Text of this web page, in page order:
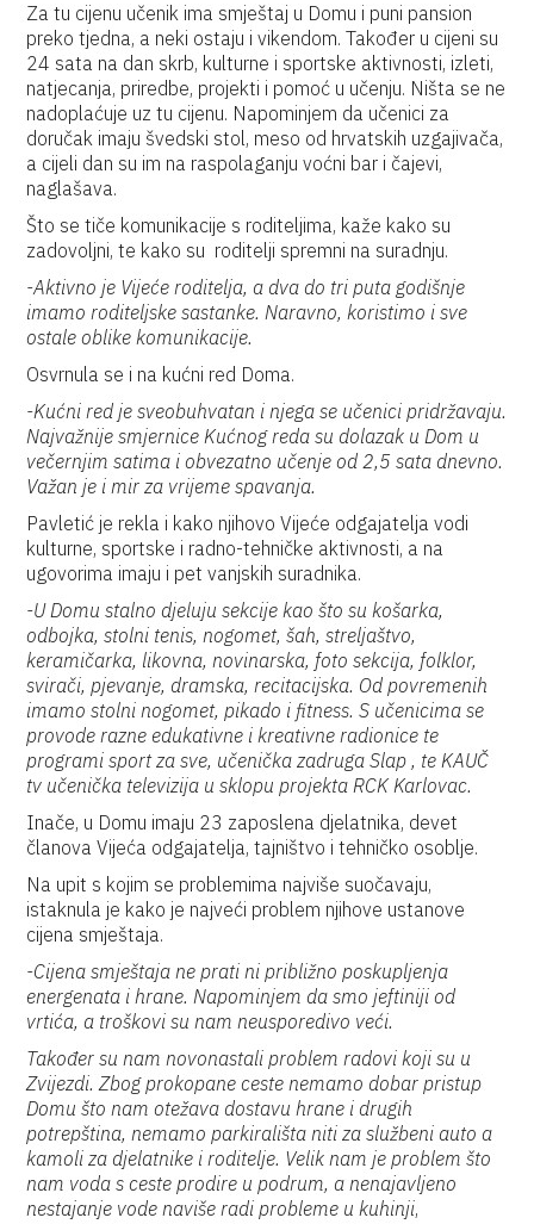
Za tu cijenu učenik ima smještaj u Domu i puni pansion
preko tjedna, a neki ostaju i vikendom. Također u cijeni su
24 sata na dan skrb, kulturne i sportske aktivnosti, izleti,
natjecanja, priredbe, projekti i pomoć u učenju. Ništa se ne
nadoplaćuje uz tu cijenu. Napominjem da učenici za
doručak imaju švedski stol, meso od hrvatskih uzgajivača,
a cijeli dan su im na raspolaganju voćni bar i čajevi,
naglašava.
Što se tiče komunikacije s roditeljima, kaže kako su
zadovoljni, te kako su roditelji spremni na suradnju.
-Aktivno je Vijeće roditelja, a dva do tri puta godišnje
imamo roditeljske sastanke. Naravno, koristimo i sve
ostale oblike komunikacije.
Osvrnula se i na kućni red Doma.
-Kućni red je sveobuhvatan i njega se učenici pridržavaju.
Najvažnije smjernice Kućnog reda su dolazak u Dom u
večernjim satima i obvezatno učenje od 2,5 sata dnevno.
Važan je i mir za vrijeme spavanja.
Pavletić je rekla i kako njihovo Vijeće odgajatelja vodi
kulturne, sportske i radno-tehničke aktivnosti, a na
ugovorima imaju i pet vanjskih suradnika.
-U Domu stalno djeluju sekcije kao što su košarka,
odbojka, stolni tenis, nogomet, šah, streljaštvo,
keramičarka, likovna, novinarska, foto sekcija, folklor,
svirači, pjevanje, dramska, recitacijska. Od povremenih
imamo stolni nogomet, pikado i fitness. S učenicima se
provode razne edukativne i kreativne radionice te
programi sport za sve, učenička zadruga Slap , te KAUČ
tv učenička televizija u sklopu projekta RCK Karlovac.
Inače, u Domu imaju 23 zaposlena djelatnika, devet
članova Vijeća odgajatelja, tajništvo i tehničko osoblje.
Na upit s kojim se problemima najviše suočavaju,
istaknula je kako je najveći problem njihove ustanove
cijena smještaja.
-Cijena smještaja ne prati ni približno poskupljenja
energenata i hrane. Napominjem da smo jeftiniji od
vrtića, a troškovi su nam neusporedivo veći.
Također su nam novonastali problem radovi koji su u
Zvijezdi. Zbog prokopane ceste nemamo dobar pristup
Domu što nam otežava dostavu hrane i drugih
potrepština, nemamo parkirališta niti za službeni auto a
kamoli za djelatnike i roditelje. Velik nam je problem što
nam voda s ceste prodire u podrum, a nenajavljeno
nestajanje vode naviše radi probleme u kuhinji,